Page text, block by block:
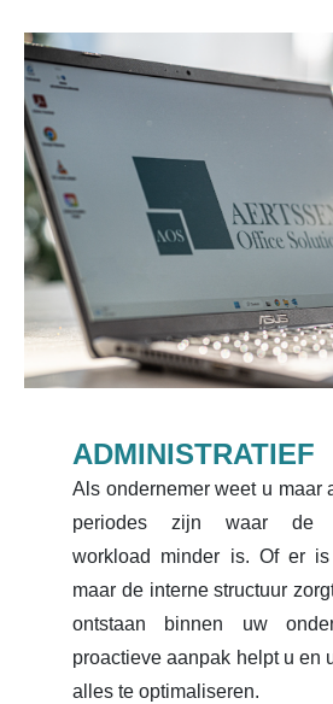
ADMINISTRATIEF
Als ondernemer weet u maar
periodes zijn waar de
workload minder is. Of er
maar de interne structuur
ontstaan binnen uw
proactieve aanpak helpt u en
alles te optimaliseren.